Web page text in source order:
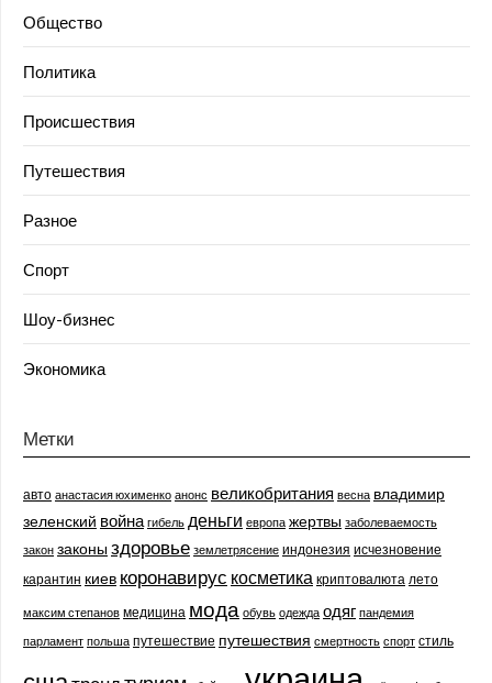
Общество
Политика
Происшествия
Путешествия
Разное
Спорт
Шоу-бизнес
Экономика
Метки
авто анастасия юхименко анонс великобритания весна владимир
зеленский война гибель деньги европа жертвы заболеваемость
закон законыздоровье землетрясение индонезия исчезновение
карантин киев коронавирус косметика криптовалюта лето
максим степанов медицина мода обувь одежда одяг пандемия
парламент польша путешествие путешествия смертность спорт стиль